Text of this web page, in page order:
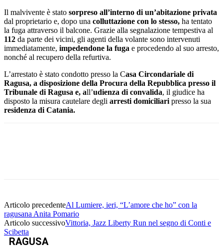
Il malvivente è stato sorpreso all’interno di un’abitazione privata
dal proprietario e, dopo una colluttazione con lo stesso, ha tentato
la fuga attraverso il balcone. Grazie alla segnalazione tempestiva al
112 da parte dei vicini, gli agenti della volante sono intervenuti
immediatamente, impedendone la fuga e procedendo al suo arresto,
nonché al recupero della refurtiva.
L’arrestato è stato condotto presso la Casa Circondariale di
Ragusa, a disposizione della Procura della Repubblica presso il
Tribunale di Ragusa e, all’udienza di convalida, il giudice ha
disposto la misura cautelare degli arresti domiciliari presso la sua
residenza di Catania.
Articolo precedenteAl Lumiere, ieri, “L’amore che ho” con la
ragusana Anita Pomario
Articolo successivoVittoria, Jazz Liberty Run nel segno di Conti e
Scibetta
RAGUSA